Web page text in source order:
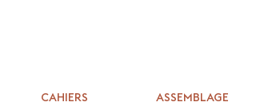
CAHIERS
ASSEMBLAGE